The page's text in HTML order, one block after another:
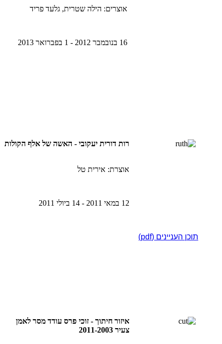
אוצרים: הילה שטרית, גלעד פריד
16 בנובמבר 2012 - 1 בפברואר 2013
רות דורית יעקובי - האשה של אלף הקולות
אוצרת: אירית טל
12 במאי 2011 - 14 ביולי 2011
תוכן העניינים (pdf)
איזור חיתוך - זוכי פרס עודד מסר לאמן
צעיר 2011-2003